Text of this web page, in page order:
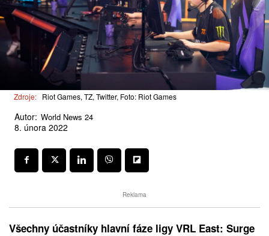
Zdroje: Riot Games, TZ, Twitter, Foto: Riot Games
Autor: World News 24
8. února 2022
Reklama
Všechny účastníky hlavní fáze ligy VRL East: Surge